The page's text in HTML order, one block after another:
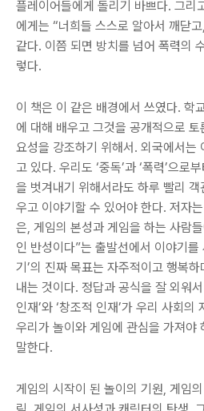
플레이어들에게 돌리기 바쁘다. 그리
에게는 “너희들 스스로 알아서 깨닫
같다. 이쯤 되면 방치를 넘어 폭력의
렇다.
이 책은 이 같은 배경에서 쓰였다. 학
에 대해 배우고 그것을 공개적으로
요성을 강조하기 위해서. 외국에서는
고 있다. 우리도 ‘중독’과 ‘폭력’으로
을 벗겨내기 위해서라도 하루 빨리
우고 이야기할 수 있어야 한다. 저자
은, 게임의 본성과 게임을 하는 사람
인 반성이다”는 출발선에서 이야기를
기’의 진짜 목표는 자주적이고 행복
내는 것이다. 정답과 공식을 잘 외워
인재’와 ‘창조적 인재’가 우리 사회
우리가 놀이와 게임에 관심을 가져야
말한다.
게임의 시작이 된 놀이의 기원, 게임